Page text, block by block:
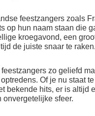
feestzangers zoals
op hun naam staan die
kroegavond, een
de juiste snaar te raken.
zo geliefd
Of je nu staat
bekende hits, er is altijd
onvergetelijke sfeer.